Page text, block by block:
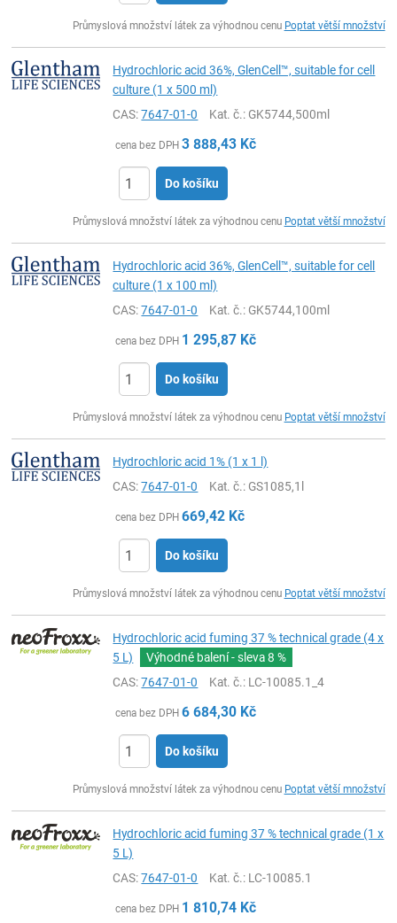
Průmyslová množství látek za výhodnou cenu Poptat větší množství
Hydrochloric acid 36%, GlenCell™, suitable for cell
culture (1 x 500 ml)
CAS:7647-01-0 Kat. č.: GK5744,500ml
cena bez DPH 3 888,43 Kč
Do košíku
Průmyslová množství látek za výhodnou cenu Poptat větší množství
Hydrochloric acid 36%, GlenCell™, suitable for cell
culture (1 x 100 ml)
CAS:7647-01-0 Kat. č.: GK5744,100ml
cena bez DPH 1 295,87 Kč
Do košíku
Průmyslová množství látek za výhodnou cenu Poptat větší množství
Hydrochloric acid 1% (1 x 1 l)
CAS:7647-01-0 Kat. č.: GS1085,1l
cena bez DPH 669,42 Kč
Do košíku
Průmyslová množství látek za výhodnou cenu Poptat větší množství
Hydrochloric acid fuming 37 % technical grade (4 x
5 L)
Výhodné balení - sleva8 %
CAS:7647-01-0 Kat. č.: LC-10085.1_4
cena bez DPH 6 684,30 Kč
Do košíku
Průmyslová množství látek za výhodnou cenu Poptat větší množství
Hydrochloric acid fuming 37 % technical grade (1 x
5 L)
CAS:7647-01-0 Kat. č.: LC-10085.1
cena bez DPH 1 810,74 Kč